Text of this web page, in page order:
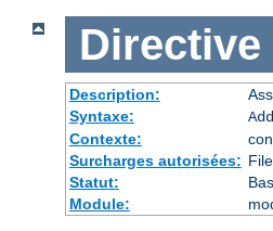
Directive
Description:
Syntaxe:
Contexte:
Surcharges autorisées:
Statut:
Module: